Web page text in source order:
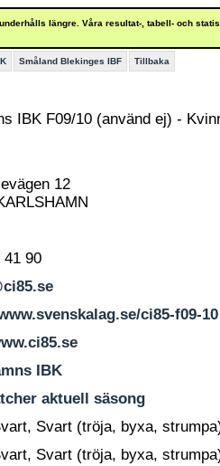
längre. Våra resultat-, tabell- och
Småland Blekinges IBF Tillbaka
IBK F09/10 (använd ej) -
12
41 90
ci85-f09-10
IBK
aktuell säsong
Svart (tröja, byxa,
Svart (tröja, byxa,